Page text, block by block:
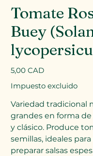
Tomate
Buey
Precio
5,00 CAD
Impuesto excluido
Variedad tradicional
grandes en forma
y clásico. Produce
semillas, ideales
preparar salsas